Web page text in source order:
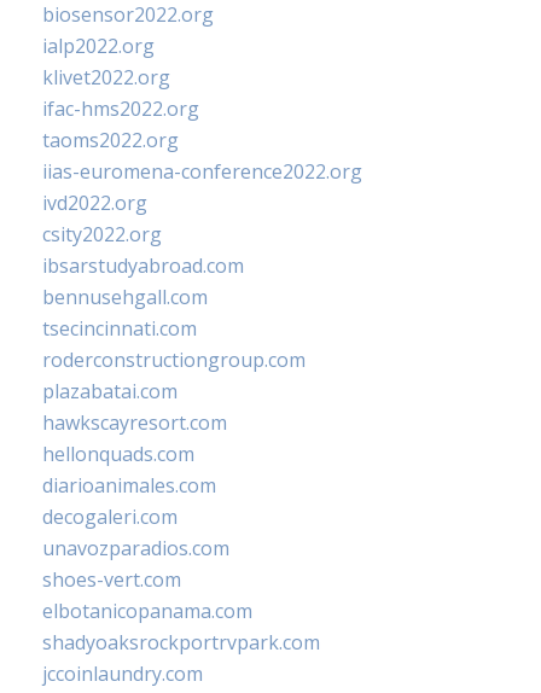
biosensor2022.org
ialp2022.org
klivet2022.org
ifac-hms2022.org
taoms2022.org
iias-euromena-conference2022.org
ivd2022.org
csity2022.org
ibsarstudyabroad.com
bennusehgall.com
tsecincinnati.com
roderconstructiongroup.com
plazabatai.com
hawkscayresort.com
hellonquads.com
diarioanimales.com
decogaleri.com
unavozparadios.com
shoes-vert.com
elbotanicopanama.com
shadyoaksrockportrvpark.com
jccoinlaundry.com